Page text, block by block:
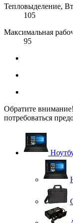
Тепловыделение, Вт
105
Максимальная
95
Обратите
потребоваться